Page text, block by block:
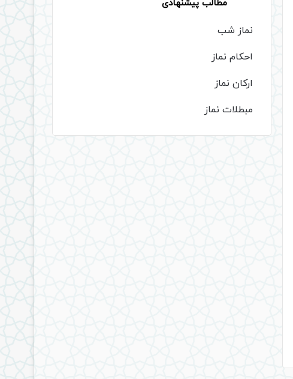
مطالب پیشنهادی
نماز شب
احکام نماز
ارکان نماز
مبطلات نماز